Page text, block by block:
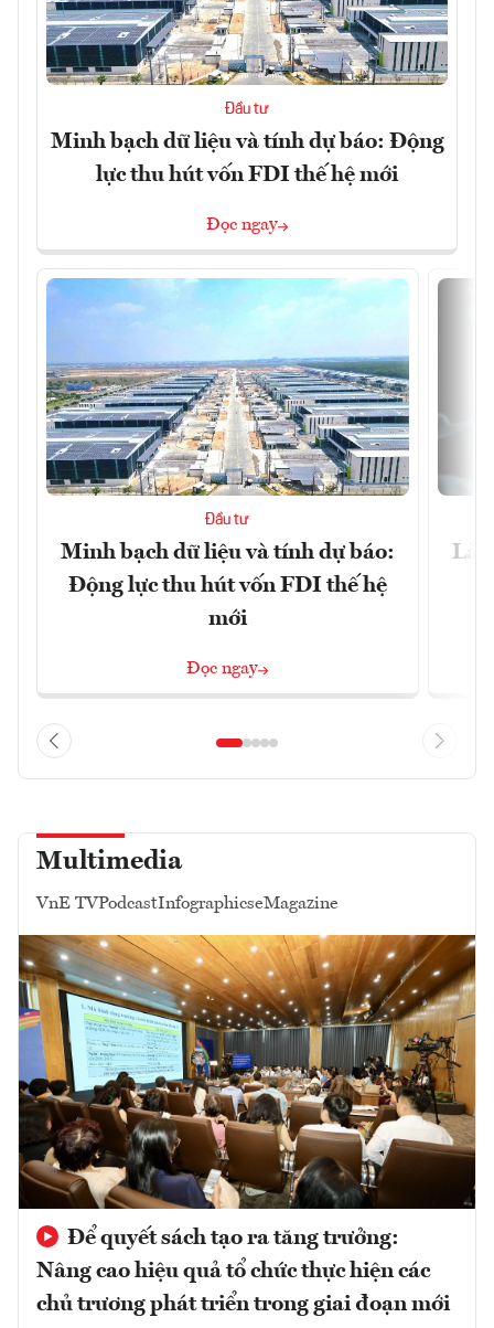
Đầu tư
Minh bạch dữ liệu và tính dự báo: Động
lực thu hút vốn FDI thế hệ mới
Đọc ngay
Đầu tư
Minh bạch dữ liệu và tính dự báo:
Động lực thu hút vốn FDI thế hệ
mới
Đọc ngay
Làn
Multimedia
VnE TVPodcastInfographicseMagazine
Để quyết sách tạo ra tăng trưởng:
Nâng cao hiệu quả tổ chức thực hiện các
chủ trương phát triển trong giai đoạn mới